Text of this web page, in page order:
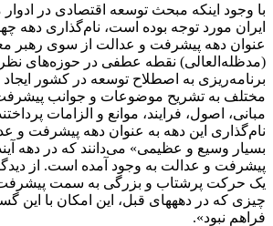
با وجود اینکه مبحث توسعه اقتصادی در
ایران مورد توجه بوده است، نام‌گذاری دهه
عنوان دهه پیشرفت و عدالت از سوی رهبر
(مدظله‌العالی) نقطه عطفی در حوزه‌های
برنامه‌ریزی به اصطلاح توسعه در کشور ایجاد
مختلف به تشریح موضوعات و جوانب
مبانی، اصول، فرایند، موانع و الزامات
نام‌گذاری این دهه به عنوان دهه پیشرفت و
بسیار وسیع و عظیمی» می‌دانند که در دهه
پیشرفت و عدالت به وجود آمده است. از
یک حرکت پرشتاب و بزرگی به سمت
چیزی که در دهه‏های قبل، این امکان با این
فراهم نبود».